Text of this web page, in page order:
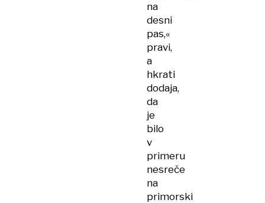
na
desni
pas,«
pravi,
a
hkrati
dodaja,
da
je
bilo
v
primeru
nesreče
na
primorski